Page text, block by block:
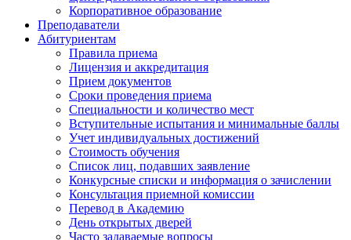
Корпоративное образование
Преподаватели
Абитуриентам
Правила приема
Лицензия и аккредитация
Прием документов
Сроки проведения приема
Специальности и количество мест
Вступительные испытания и минимальные баллы
Учет индивидуальных достижений
Стоимость обучения
Список лиц, подавших заявление
Конкурсные списки и информация о зачислении
Консультация приемной комиссии
Перевод в Академию
День открытых дверей
Часто задаваемые вопросы